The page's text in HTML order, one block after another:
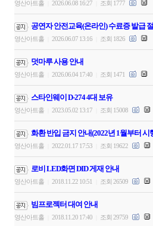
영산아트홀 2026.06.08 16:27 조회 1777
공연자 안전교육(온라인) 수료증 발급
영산아트홀 2026.06.07 13:16 조회 1826
덧마루 사용 안내
영산아트홀 2026.06.04 17:40 조회 1471
스타인웨이 D-274 4대 보유
영산아트홀 2023.05.02 13:17 조회 15008
화환 반입 금지 안내(2022년 1월부터 시
영산아트홀 2022.01.17 17:53 조회 19622
로비 LED화면 DID 게재 안내
영산아트홀 2018.11.22 10:51 조회 26509
빔프로젝터 대여 안내
영산아트홀 2018.11.20 17:40 조회 29759